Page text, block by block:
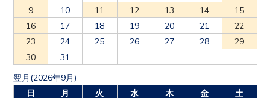
9
10 11 12 13 14
15
16
17 18 19 20 21
22
23
24 25 26 27 28
29
30
31
翌月(2026年9月)
日
月 火 水 木 金
土